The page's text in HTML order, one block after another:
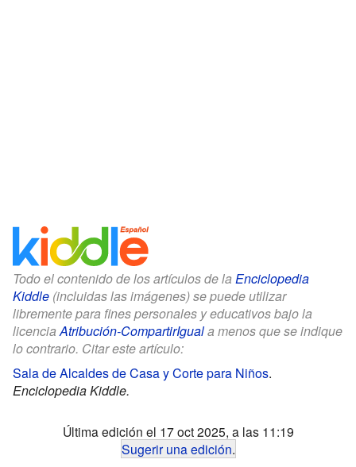
Todo el contenido de los artículos de la Enciclopedia
Kiddle (incluidas las imágenes) se puede utilizar
libremente para fines personales y educativos bajo la
licenciaAtribución-CompartirIguala menos que se indique
lo contrario. Citar este artículo:
Sala de Alcaldes de Casa y Corte para Niños.
Enciclopedia Kiddle.
Última edición el 17 oct 2025, a las 11:19
Sugerir una edición.